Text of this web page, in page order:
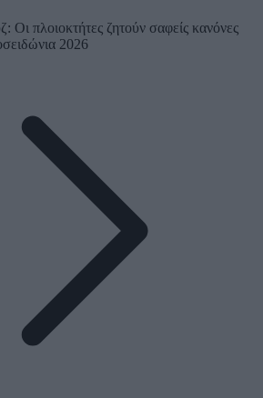
Οι πλοιοκτήτες ζητούν σαφείς κανόνες
2026